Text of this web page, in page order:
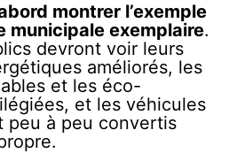
montrer l’exemple
municipale exemplaire.
devront voir leurs
améliorés, les
et les éco-
et les véhicules
peu à peu convertis